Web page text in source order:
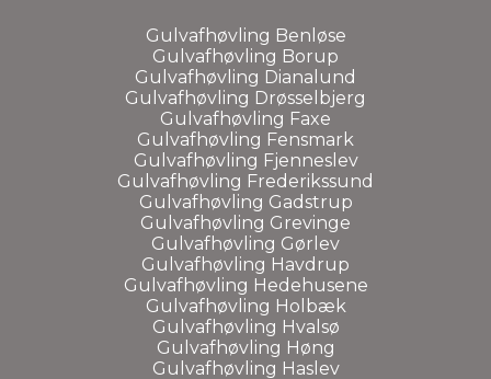
Gulvafhøvling Benløse
Gulvafhøvling Borup
Gulvafhøvling Dianalund
Gulvafhøvling Drøsselbjerg
Gulvafhøvling Faxe
Gulvafhøvling Fensmark
Gulvafhøvling Fjenneslev
Gulvafhøvling Frederikssund
Gulvafhøvling Gadstrup
Gulvafhøvling Grevinge
Gulvafhøvling Gørlev
Gulvafhøvling Havdrup
Gulvafhøvling Hedehusene
Gulvafhøvling Holbæk
Gulvafhøvling Hvalsø
Gulvafhøvling Høng
Gulvafhøvling Haslev